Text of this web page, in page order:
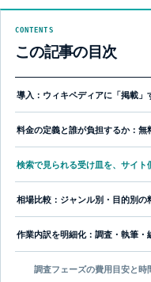
CONTENTS
この記事の目次
導入：ウィキペディアに「掲載
料金の定義と誰が負担するか：
検索で見られる受け皿を、サイト
相場比較：ジャンル別・目的別の
作業内訳を明細化：調査・執筆
調査フェーズの費用目安と時